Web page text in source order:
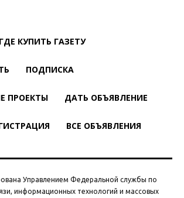
ГДЕ КУПИТЬ ГАЗЕТУ
ПОДПИСКА
ПРОЕКТЫ ДАТЬ ОБЪЯВЛЕНИЕ
ВСЕ ОБЪЯВЛЕНИЯ
Управлением Федеральной службы по
информационных технологий и массовых